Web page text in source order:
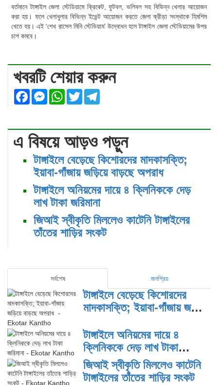
বর্তমানে টাঙ্গাইল জেলা স্টেডিয়ামে ক্রিকেট, ফুটবল, ভলিবল সহ বিভিন্ন খেলার আয়োজন
করা হয়। ফলে খেলাধুলার বিভিন্ন ইভেন্ট আয়োজন করতে জেলা ক্রীড়া সংস্থাকে হিমশিম
খেতে হয়। এই ‘শেখ রাসেল মিনি স্টেডিয়াম’ উদ্বোধন হলে টাঙ্গাইল জেলা স্টেডিয়ামের উপর
চাপ কমবে।
খবরটি শেয়ার করুন
FacebookMessenger
WhatsApp
Twitter
এ বিষয়ে আড়ও পড়ুন
টাঙ্গাইলে বেড়েছে কিশোরদের মাদকাসক্তি;
ইয়াবা-গাঁজায় জড়িয়ে বাড়ছে অপরাধ
টাঙ্গাইলে অনিয়মের দায়ে ৪ ক্লিনিককে দেড়
লাখ টাকা জরিমানা
জিআই স্বীকৃতি মিললেও কাটেনি টাঙ্গাইলের
তাঁতের শাড়ির সংকট
সর্বশেষ জনপ্রিয়
টাঙ্গাইলে বেড়েছে কিশোরদের
মাদকাসক্তি; ইয়াবা-গাঁজায় জড়িয়ে
টাঙ্গাইলে অনিয়মের দায়ে ৪
ক্লিনিককে দেড় লাখ টাকা
জরিমানা
জিআই স্বীকৃতি মিললেও কাটেনি
টাঙ্গাইলের তাঁতের শাড়ির সংকট